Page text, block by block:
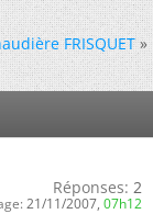
FRISQUET »
Réponses: 2
21/11/2007, 07h12